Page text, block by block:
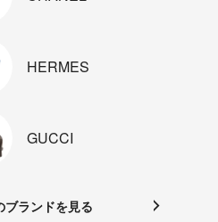
HERMES
GUCCI
ブランドを見る